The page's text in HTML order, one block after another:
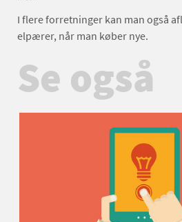
I flere forretninger kan man også
elpærer, når man køber nye.
Se også